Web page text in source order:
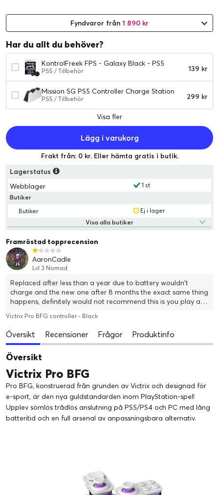
Fyndvaror från 1 890 kr
Har du allt du behöver?
KontrolFreek FPS - Galaxy Black - PS5
PS5 / Tillbehör 139 kr
Mission SG PS5 Controller Charge Station
PS5 / Tillbehör 299 kr
Visa fler
Lägg i varukorg
Frakt från: 0 kr. Eller hämta gratis i butik.
Lagerstatus
Webblager
1 st
Butiker
Butiker
Ej i lager
Visa alla butiker
Framröstad topprecension
AaronCadle
Lvl 3 Nomad
Replaced after less than a year due to battery wouldn't
charge and the new one after 8 months the exact same thing
happens, definitely would not recommend this is you play a
Victrix Pro BFG controller - Black
Översikt Recensioner Frågor Produktinfo
Översikt
Victrix Pro BFG
Pro BFG, konstruerad från grunden av Victrix och designad för
e-sport, är den nya guldstandarden inom PlayStation-spel!
Upplev sömlös trådlös anslutning på PS5/PS4 och PC med lång
batteritid och en full arsenal av anpassningsbara alternativ.